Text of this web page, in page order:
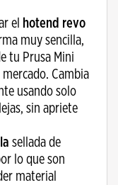
el hotend revo
muy sencilla,
tu Prusa Mini
Cambia
usando solo
sin apriete
sellada de
lo que son
material